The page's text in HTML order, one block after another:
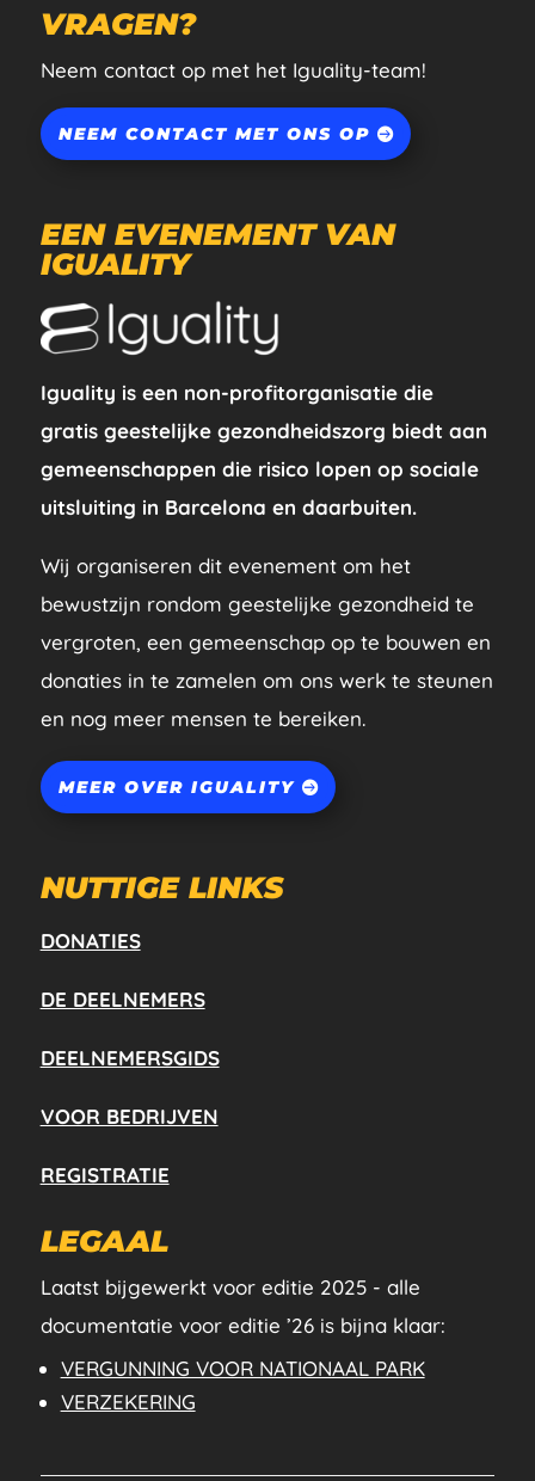
VRAGEN?
Neem contact op met het Iguality-team!
NEEM CONTACT MET ONS OP
EEN EVENEMENT VAN
IGUALITY
Iguality is een non-profitorganisatie die
gratis geestelijke gezondheidszorg biedt aan
gemeenschappen die risico lopen op sociale
uitsluiting in Barcelona en daarbuiten.
Wij organiseren dit evenement om het
bewustzijn rondom geestelijke gezondheid te
vergroten, een gemeenschap op te bouwen en
donaties in te zamelen om ons werk te steunen
en nog meer mensen te bereiken.
MEER OVER IGUALITY
NUTTIGE LINKS
DONATIES
DE DEELNEMERS
DEELNEMERSGIDS
VOOR BEDRIJVEN
REGISTRATIE
LEGAAL
Laatst bijgewerkt voor editie 2025 - alle
documentatie voor editie ’26 is bijna klaar:
VERGUNNING VOOR NATIONAAL PARK
VERZEKERING